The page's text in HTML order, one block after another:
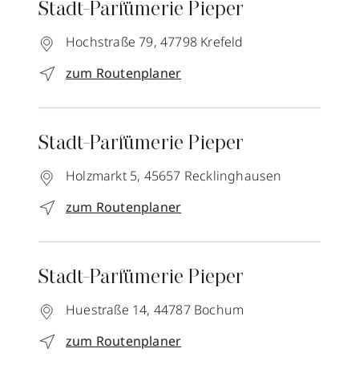
Stadt-Parfümerie Pieper
Hochstraße 79, 47798 Krefeld
zum Routenplaner
Stadt-Parfümerie Pieper
Holzmarkt 5, 45657 Recklinghausen
zum Routenplaner
Stadt-Parfümerie Pieper
Huestraße 14, 44787 Bochum
zum Routenplaner